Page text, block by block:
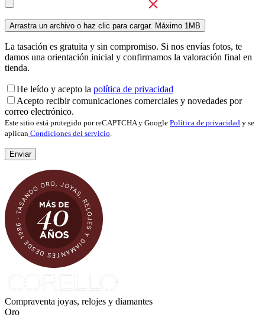
La tasación es gratuita y sin compromiso. Si nos envías fotos, te
damos una orientación inicial y confirmamos la valoración final en
tienda.
He leído y acepto la política de privacidad
Acepto recibir comunicaciones comerciales y novedades por
correo electrónico.
Este sitio está protegido por reCAPTCHA y Google Política de privacidad y se
aplican Condiciones del servicio
Compraventa joyas, relojes y diamantes
Oro